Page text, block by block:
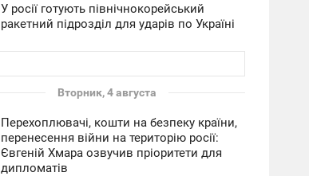
У росії готують північнокорейський
ракетний підрозділ для ударів по Україні
Вторник, 4 августа
Перехоплювачі, кошти на безпеку країни,
перенесення війни на територію росії:
Євгеній Хмара озвучив пріоритети для
дипломатів